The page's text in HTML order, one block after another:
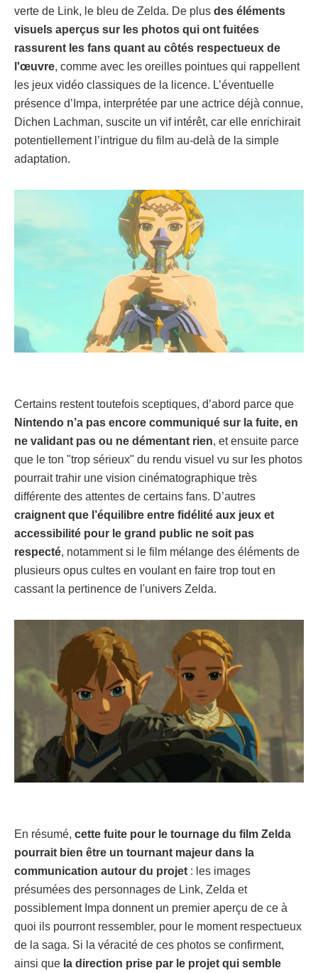
verte de Link, le bleu de Zelda. De plus des éléments
visuels aperçus sur les photos qui ont fuitées
rassurent les fans quant au côtés respectueux de
l'œuvre, comme avec les oreilles pointues qui rappellent
les jeux vidéo classiques de la licence. L’éventuelle
présence d’Impa, interprétée par une actrice déjà connue,
Dichen Lachman, suscite un vif intérêt, car elle enrichirait
potentiellement l’intrigue du film au-delà de la simple
adaptation.
Certains restent toutefois sceptiques, d’abord parce que
Nintendo n’a pas encore communiqué sur la fuite, en
ne validant pas ou ne démentant rien, et ensuite parce
que le ton "trop sérieux" du rendu visuel vu sur les photos
pourrait trahir une vision cinématographique très
différente des attentes de certains fans. D’autres
craignent que l’équilibre entre fidélité aux jeux et
accessibilité pour le grand public ne soit pas
respecté, notamment si le film mélange des éléments de
plusieurs opus cultes en voulant en faire trop tout en
cassant la pertinence de l'univers Zelda.
En résumé, cette fuite pour le tournage du film Zelda
pourrait bien être un tournant majeur dans la
communication autour du projet : les images
présumées des personnages de Link, Zelda et
possiblement Impa donnent un premier aperçu de ce à
quoi ils pourront ressembler, pour le moment respectueux
de la saga. Si la véracité de ces photos se confirment,
ainsi que la direction prise par le projet qui semble